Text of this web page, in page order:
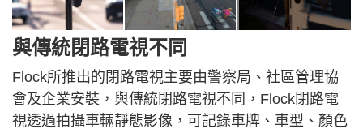
與傳統閉路電視不同
Flock所推出的閉路電視主要由警察局、社區管理協
會及企業安裝，與傳統閉路電視不同，Flock閉路電
視透過拍攝車輛靜態影像，可記錄車牌、車型、顏色